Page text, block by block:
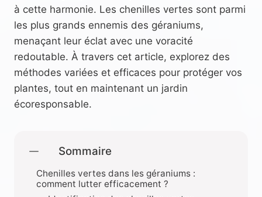
à cette harmonie. Les chenilles vertes sont parmi
les plus grands ennemis des géraniums,
menaçant leur éclat avec une voracité
redoutable. À travers cet article, explorez des
méthodes variées et efficaces pour protéger vos
plantes, tout en maintenant un jardin
écoresponsable.
Sommaire
Chenilles vertes dans les géraniums :
comment lutter efficacement ?